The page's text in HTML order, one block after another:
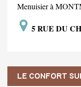
Menuisier à
5 RUE DU
LE CONFORT